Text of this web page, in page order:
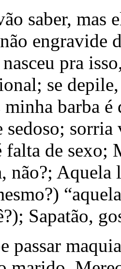
saber, mas
engravide
pra
se
barba é
sorria
falta de sexo;
não?; Aquela
Sapatão,
passar